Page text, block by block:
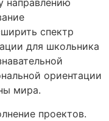
направлению
спектр
для школьника
ориентации
мира.
проектов.